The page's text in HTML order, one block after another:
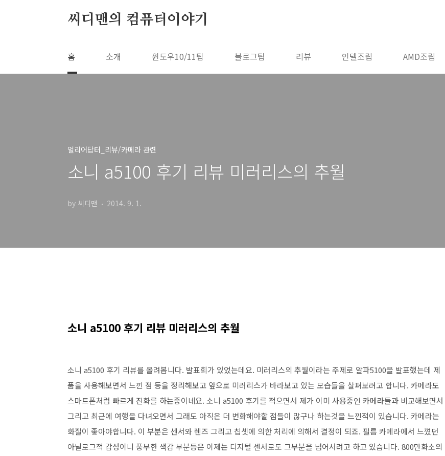
씨디맨의 컴퓨터이야기
홈 소개 윈도우10/11팁 블로그팁 리뷰 인텔조립 AMD조립
얼리어답터_리뷰/카메라 관련
소니 a5100 후기 리뷰 미러리스의 추월
by 씨디맨 2014. 9. 1.
소니 a5100 후기 리뷰 미러리스의 추월
소니 a5100 후기 리뷰를 올려봅니다. 발표회가 있었는데요. 미러리스의 추월이라는 주제로 알파5100을 발표했는데 제
품을 사용해보면서 느낀 점 등을 정리해보고 앞으로 미러리스가 바라보고 있는 모습들을 살펴보려고 합니다. 카메라도
스마트폰처럼 빠르게 진화를 하는중이네요. 소니 a5100 후기를 적으면서 제가 이미 사용중인 카메라들과 비교해보면서
그리고 최근에 여행을 다녀오면서 그래도 아직은 더 변화해야할 점들이 많구나 하는것을 느낀적이 있습니다. 카메라는
화질이 좋아야합니다. 이 부분은 센서와 렌즈 그리고 칩셋에 의한 처리에 의해서 결정이 되죠. 필름 카메라에서 느꼈던
아날로그적 감성이니 풍부한 색감 부분등은 이제는 디지털 센서로도 그부분을 넘어서려고 하고 있습니다. 800만화소의